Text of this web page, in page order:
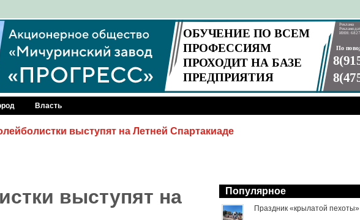
Власть
выступят на Летней Спартакиаде
выступят на
Популярное
Праздник «крылатой пехоты»